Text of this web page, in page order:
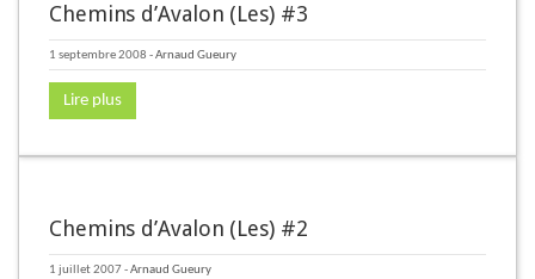
Chemins d’Avalon (Les) #3
1 septembre 2008 -Arnaud Gueury
Lire plus
Chemins d’Avalon (Les) #2
1 juillet 2007-Arnaud Gueury